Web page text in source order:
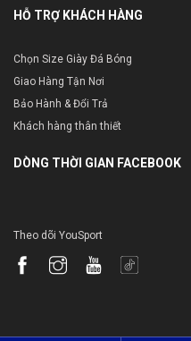
HỖ TRỢ KHÁCH HÀNG
Chọn Size Giày Đá Bóng
Giao Hàng Tận Nơi
Bảo Hành & Đổi Trả
Khách hàng thân thiết
DÒNG THỜI GIAN FACEBOOK
Theo dõi YouSport